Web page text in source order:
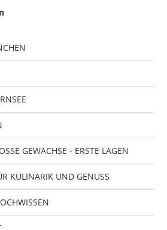
GEWÄCHSE - ERSTE LAGEN
KULINARIK UND GENUSS